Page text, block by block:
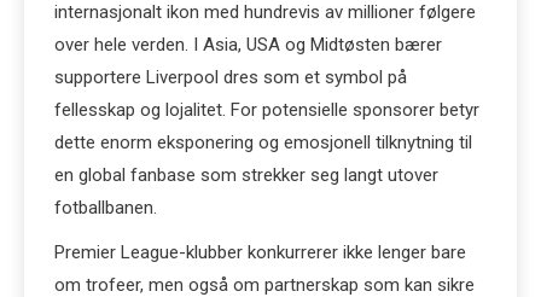
internasjonalt ikon med hundrevis av millioner følgere
over hele verden. I Asia, USA og Midtøsten bærer
supportere Liverpool dres som et symbol på
fellesskap og lojalitet. For potensielle sponsorer betyr
dette enorm eksponering og emosjonell tilknytning til
en global fanbase som strekker seg langt utover
fotballbanen.
Premier League-klubber konkurrerer ikke lenger bare
om trofeer, men også om partnerskap som kan sikre